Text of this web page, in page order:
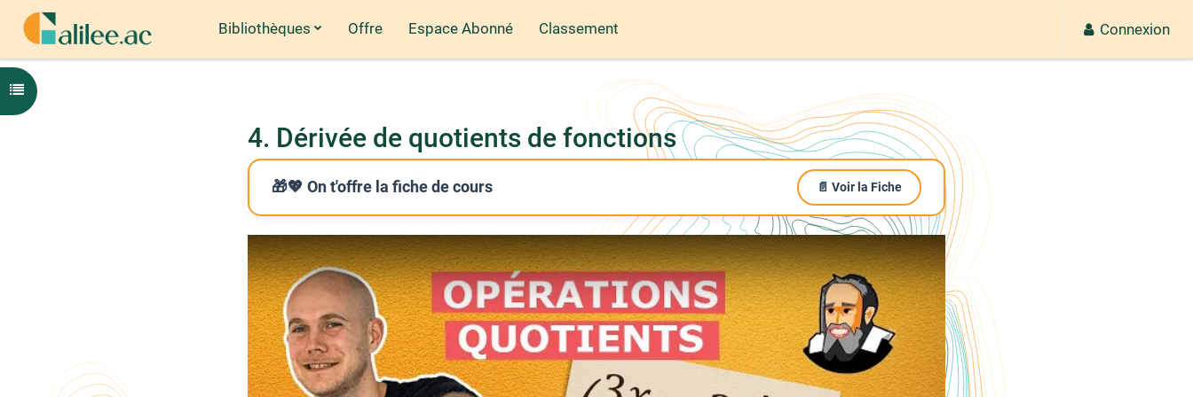
Passer au contenu principal Bibliothèques Offre Espace Abonné Classement Connexion
Ouvrir l'index du cours
4. Dérivée de quotients de fonctions
🎁💖 On t'offre la fiche de cours 📄 Voir la Fiche